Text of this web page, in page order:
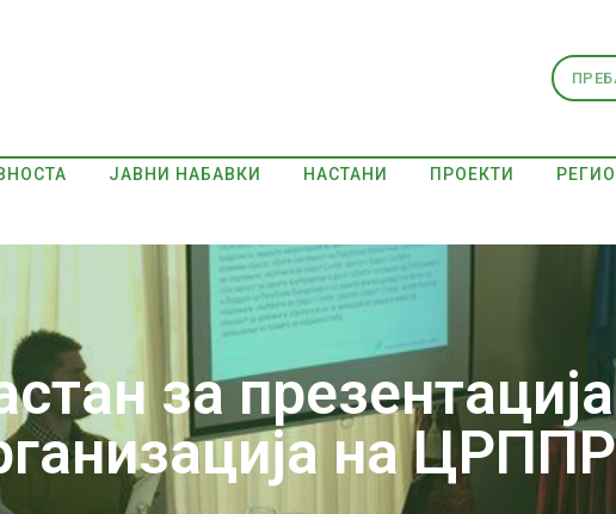
ЈАВНИ НАБАВКИ НАСТАНИ ПРОЕКТИ
за
на ЦРППР